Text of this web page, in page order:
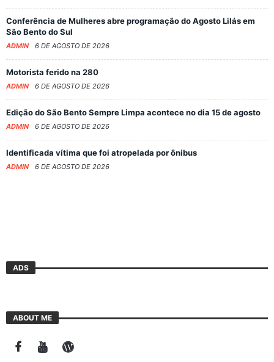
Conferência de Mulheres abre programação do Agosto Lilás em
São Bento do Sul
ADMIN 6 DE AGOSTO DE 2026
Motorista ferido na 280
ADMIN 6 DE AGOSTO DE 2026
Edição do São Bento Sempre Limpa acontece no dia 15 de agosto
ADMIN 6 DE AGOSTO DE 2026
Identificada vítima que foi atropelada por ônibus
ADMIN 6 DE AGOSTO DE 2026
ADS
ABOUT ME